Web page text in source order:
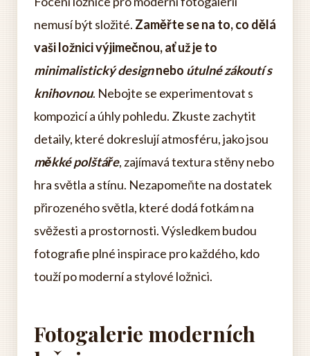
nemusí být složité. Zaměřte se na to, co dělá
vaši ložnici výjimečnou, ať už je to
minimalistický designnebo útulné zákoutí s
knihovnou. Nebojte se experimentovat s
kompozicí a úhly pohledu. Zkuste zachytit
detaily, které dokreslují atmosféru, jako jsou
měkké polštáře, zajímavá textura stěny nebo
hra světla a stínu. Nezapomeňte na dostatek
přirozeného světla, které dodá fotkám na
svěžesti a prostornosti. Výsledkem budou
fotografie plné inspirace pro každého, kdo
touží po moderní a stylové ložnici.
Fotogalerie moderních